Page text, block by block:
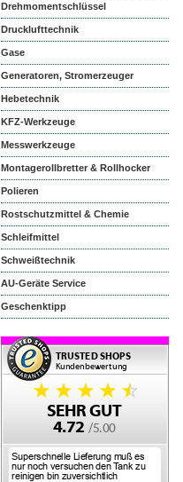
Drehmomentschlüssel
Drucklufttechnik
Gase
Generatoren, Stromerzeuger
Hebetechnik
KFZ-Werkzeuge
Messwerkzeuge
Montagerollbretter & Rollhocker
Polieren
Rostschutzmittel & Chemie
Schleifmittel
Schweißtechnik
AU-Geräte Service
Geschenktipp